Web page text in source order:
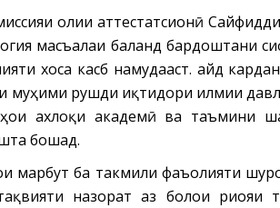
олии аттестатсионӣ
масъалаи баланд бардоштани
хоса касб намудааст. Қайд
муҳими рушди иқтидори илмии
ахлоқи академӣ ва таъмини
бошад.
марбут ба такмили фаъолияти
назорат аз болои риояи